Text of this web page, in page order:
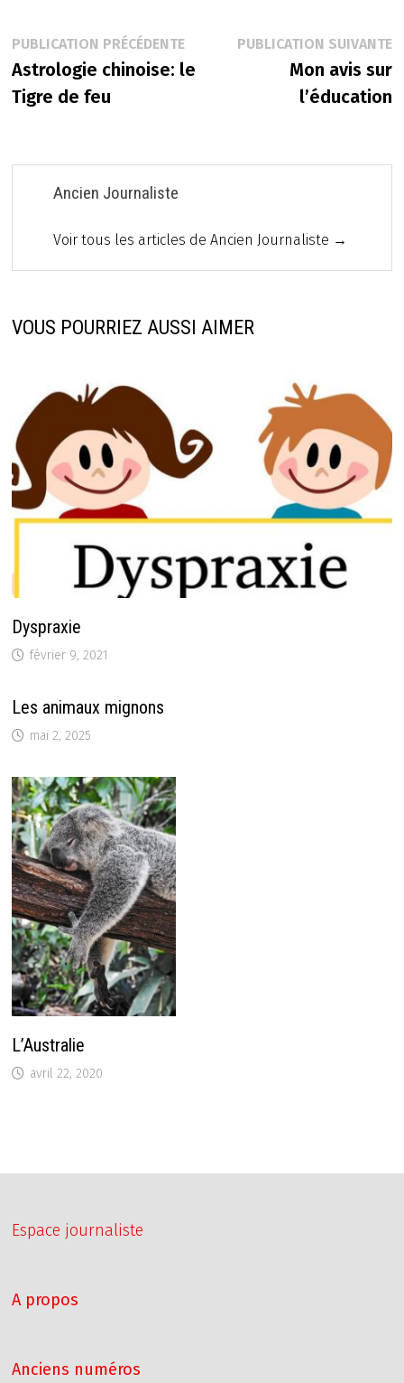
Navigation
de
l’article
PUBLICATION PRÉCÉDENTEPublication
précédente :
Astrologie chinoise: le
Tigre de feu
PUBLICATION SUIVANTE
Mon avis sur
l’éducation
Ancien Journaliste
Voir tous les articles de Ancien Journaliste →
VOUS POURRIEZ AUSSI AIMER
Dyspraxie
février 9, 2021
Les animaux mignons
mai 2, 2025
L’Australie
avril 22, 2020
Espace journaliste
A propos
Anciens numéros